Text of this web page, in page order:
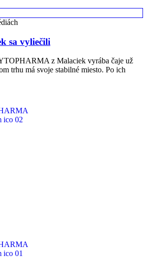
sa vyliečili
z Malaciek vyrába čaje už
trhu má svoje stabilné miesto. Po ich